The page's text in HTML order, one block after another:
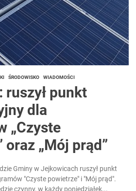
ŚRODOWISKO WIADOMOŚCI
punkt
dla
„Czyste
oraz „Mój prąd”
Gminy w Jejkowicach ruszył punkt
"Czyste powietrze" i "Mój prąd".
czynny, w każdy poniedziałek...